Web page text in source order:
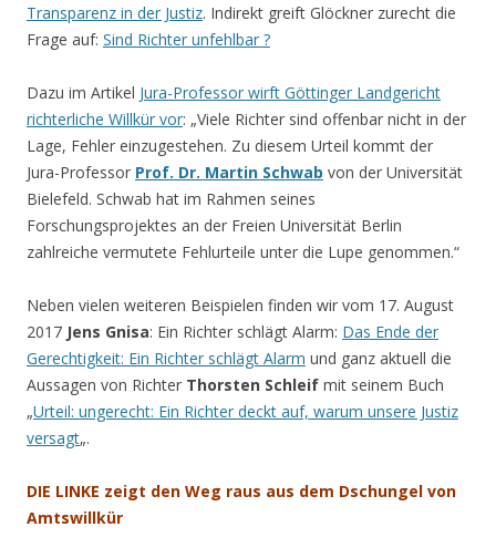
Transparenz in der Justiz. Indirekt greift Glöckner zurecht die
Frage auf: Sind Richter unfehlbar ?
Dazu im Artikel Jura-Professor wirft Göttinger Landgericht
richterliche Willkür vor: „Viele Richter sind offenbar nicht in der
Lage, Fehler einzugestehen. Zu diesem Urteil kommt der
Jura-Professor Prof. Dr. Martin Schwab von der Universität
Bielefeld. Schwab hat im Rahmen seines
Forschungsprojektes an der Freien Universität Berlin
zahlreiche vermutete Fehlurteile unter die Lupe genommen.“
Neben vielen weiteren Beispielen finden wir vom 17. August
2017 Jens Gnisa: Ein Richter schlägt Alarm: Das Ende der
Gerechtigkeit: Ein Richter schlägt Alarm und ganz aktuell die
Aussagen von Richter Thorsten Schleif mit seinem Buch
„Urteil: ungerecht: Ein Richter deckt auf, warum unsere Justiz
versagt„.
DIE LINKE zeigt den Weg raus aus dem Dschungel von
Amtswillkür